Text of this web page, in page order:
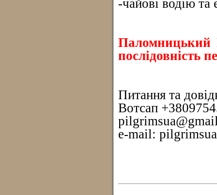
-чайові водію та
Паломницький
послідовність
Питання та
Вотсап
e-mail: